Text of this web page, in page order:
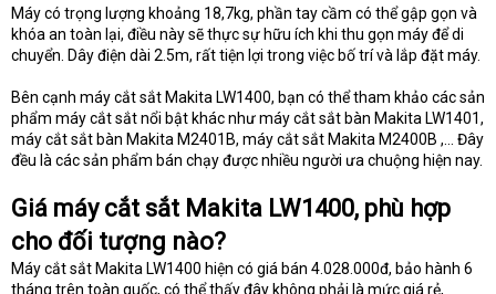
Máy có trọng lượng khoảng 18,7kg, phần tay cầm có thể gập gọn và
khóa an toàn lại, điều này sẽ thực sự hữu ích khi thu gọn máy để di
chuyển. Dây điện dài 2.5m, rất tiện lợi trong việc bố trí và lắp đặt máy.
Bên cạnh máy cắt sắt Makita LW1400, bạn có thể tham khảo các sản
phẩm máy cắt sắt nổi bật khác như máy cắt sắt bàn Makita LW1401,
máy cắt sắt bàn Makita M2401B, máy cắt sắt Makita M2400B ,… Đây
đều là các sản phẩm bán chạy được nhiều người ưa chuộng hiện nay.
Giá máy cắt sắt Makita LW1400, phù hợp
cho đối tượng nào?
Máy cắt sắt Makita LW1400 hiện có giá bán 4.028.000đ, bảo hành 6
tháng trên toàn quốc, có thể thấy đây không phải là mức giá rẻ,